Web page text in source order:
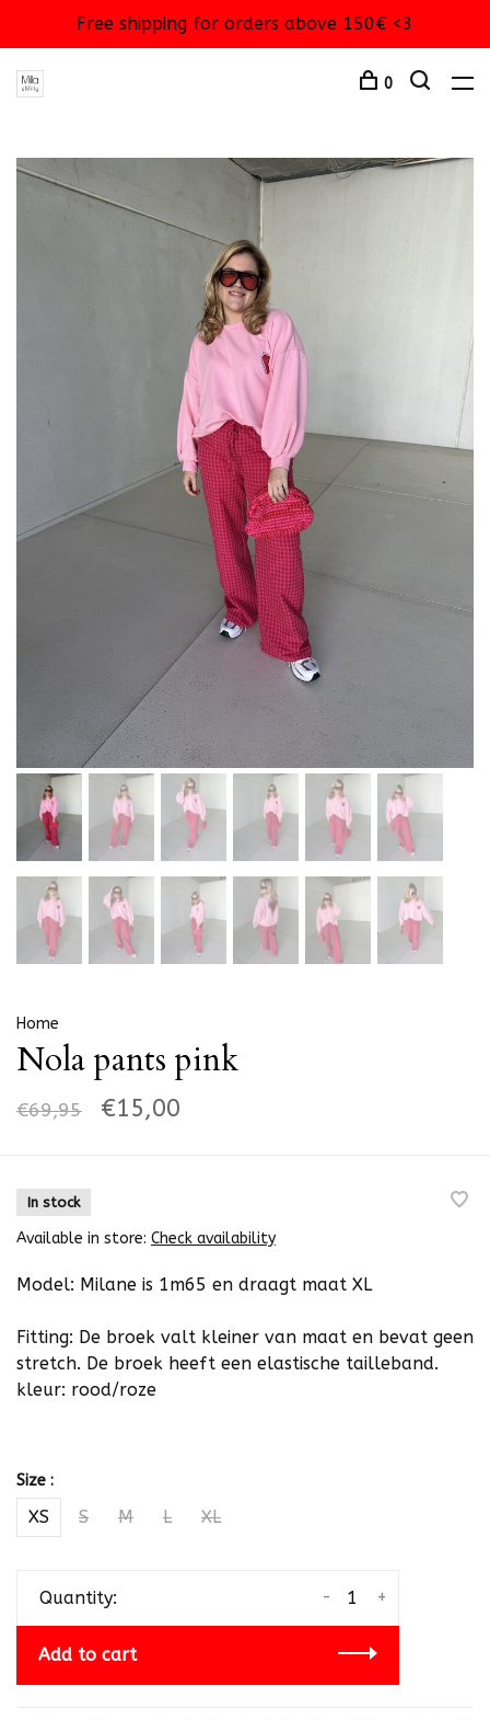
Free shipping for orders above 150€ <3
0
Home
Nola pants pink
€69,95 €15,00
In stock
Available in store: Check availability
Model: Milane is 1m65 en draagt maat XL
Fitting: De broek valt kleiner van maat en bevat geen
stretch. De broek heeft een elastische tailleband.
kleur: rood/roze
Size :
XS S M L XL
Quantity: +
-
Add to cart